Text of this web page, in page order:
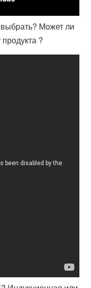
Может ли
?